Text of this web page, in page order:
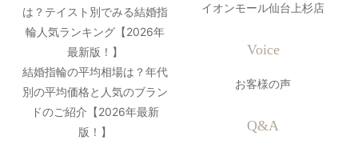
は？テイスト別でみる結婚指
輪人気ランキング【2026年
最新版！】
結婚指輪の平均相場は？年代
別の平均価格と人気のブラン
ドのご紹介【2026年最新
版！】
イオンモール仙台上杉店
Voice
お客様の声
Q&A